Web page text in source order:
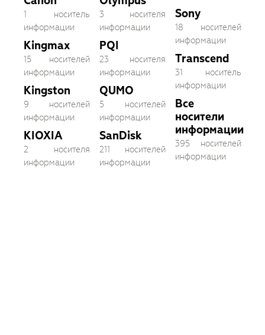
1 носитель
информации
Kingmax
15 носителей
информации
Kingston
9 носителей
информации
KIOXIA
2 носителя
информации
3 носителя
информации
PQI
23 носителя
информации
QUMO
5 носителей
информации
SanDisk
211 носителей
информации
Sony
18 носителей
информации
Transcend
31 носитель
информации
Все
носители
информации
395 носителей
информации